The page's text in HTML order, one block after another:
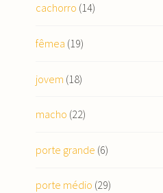
cachorro (14)
fêmea (19)
jovem (18)
macho (22)
porte grande (6)
porte médio (29)